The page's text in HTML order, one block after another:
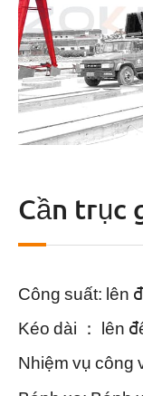
Cần trục
Công suất: lên
Kéo dài ： lên
Nhiệm vụ công